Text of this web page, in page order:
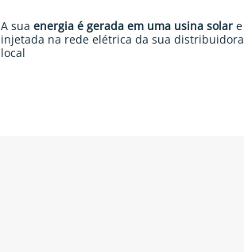
A sua energia é gerada em uma usina solar e
injetada na rede elétrica da sua distribuidora
local